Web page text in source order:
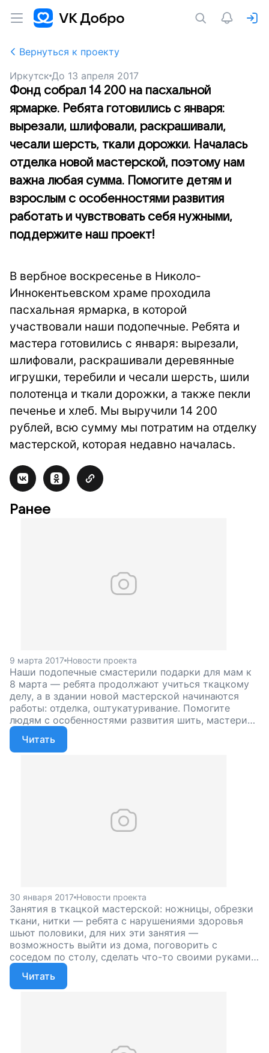
Вернуться к проекту
Иркутск До 13 апреля 2017
Фонд собрал 14 200 на пасхальной
ярмарке. Ребята готовились с января:
вырезали, шлифовали, раскрашивали,
чесали шерсть, ткали дорожки. Началась
отделка новой мастерской, поэтому нам
важна любая сумма. Помогите детям и
взрослым с особенностями развития
работать и чувствовать себя нужными,
поддержите наш проект!
В вербное воскресенье в Николо-
Иннокентьевском храме проходила
пасхальная ярмарка, в которой
участвовали наши подопечные. Ребята и
мастера готовились с января: вырезали,
шлифовали, раскрашивали деревянные
игрушки, теребили и чесали шерсть, шили
полотенца и ткали дорожки, а также пекли
печенье и хлеб. Мы выручили 14 200
рублей, всю сумму мы потратим на отделку
мастерской, которая недавно началась.
Ранее
9 марта 2017 Новости проекта
Наши подопечные смастерили подарки для мам к
8 марта — ребята продолжают учиться ткацкому
делу, а в здании новой мастерской начинаются
работы: отделка, оштукатуривание. Помогите
людям с особенностями развития шить, мастерить
подарки и чувствовать себя нужными, поддержите
наш проект!
Читать
30 января 2017 Новости проекта
Занятия в ткацкой мастерской: ножницы, обрезки
ткани, нитки — ребята с нарушениями здоровья
шьют половики, для них эти занятия —
возможность выйти из дома, поговорить с
соседом по столу, сделать что-то своими руками.
Поддержите строительство реабилитационного
центра!
Читать